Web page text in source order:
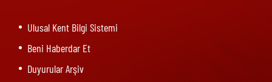
Ulusal Kent Bilgi Sistemi
Beni Haberdar Et
Duyurular Arşiv